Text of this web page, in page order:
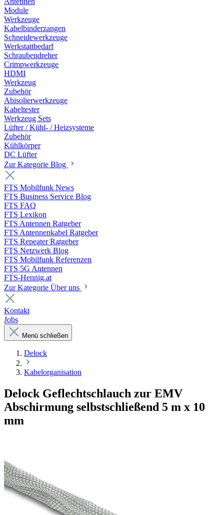
Module
Werkzeuge
Kabelbinderzangen
Schneidewerkzeuge
Werkstattbedarf
Schraubendreher
Crimpwerkzeuge
HDMI
Werkzeug
Zubehör
Abisolierwerkzeuge
Kabeltester
Werkzeug Sets
Lüfter / Kühl- / Heizsysteme
Zubehör
Kühlkörper
DC Lüfter
Zur Kategorie Blog
FTS Mobilfunk News
FTS Business Service Blog
FTS FAQ
FTS Lexikon
FTS Antennen Ratgeber
FTS Antennenkabel Ratgeber
FTS Repeater Ratgeber
FTS Netzwerk Blog
FTS Mobilfunk Referenzen
FTS 5G Antennen
FTS-Hennig.at
Zur Kategorie Über uns
Kontakt
Jobs
Menü schließen
Delock
Kabelorganisation
Delock Geflechtschlauch zur EMV
Abschirmung selbstschließend 5 m x 10
mm